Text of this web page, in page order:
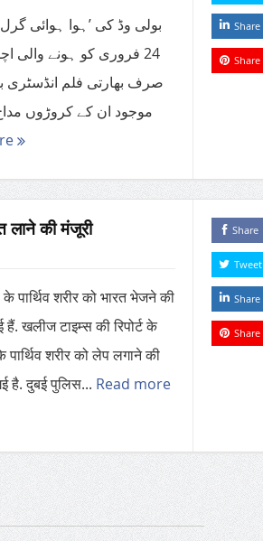
بولی وڈ کی ’ہوا ہوائی
24 فروری کو ہونے والی
صرف بھارتی فلم انڈسٹری
موجود ان کے کروڑوں
Share
Share
लाने की मंजूरी
के पार्थिव शरीर को भारत भेजने की
हैं. खलीज टाइम्स की रिपोर्ट के
पार्थिव शरीर को लेप लगाने की
है. दुबई पुलिस... Read more
Share
Tweet
Share
Share